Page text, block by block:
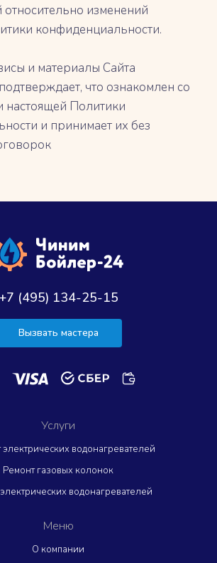
изменений
конфиденциальности.
и материалы Сайта
что ознакомлен со
настоящей Политики
и принимает их без
+7 (495) 134-25-15
О компании
Меню
электрических водонагревателей
Ремонт газовых колонок
водонагревателей
Вызвать мастера
Услуги